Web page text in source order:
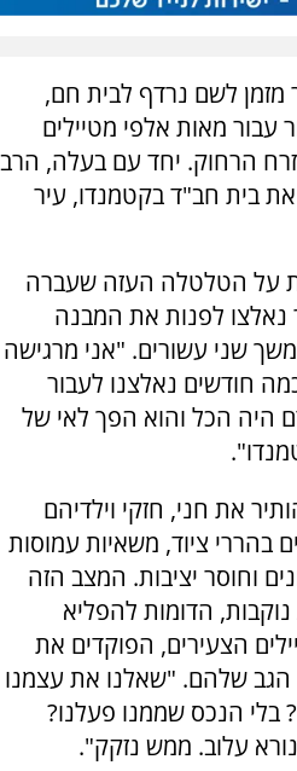
לשם נרדף לבית חם,
עבור מאות אלפי מטיילים
הרחוק. יחד עם בעלה, הרב
בית חב"ד בקטמנדו, עיר
היא מספרת על הטלטלה העזה שעברה
לפנות את המבנה
שני עשורים. "אני מרגישה
חודשים נאלצנו לעבור
היה הכל והוא הפך לאי של
את חני, חזקי וילדיהם
בהררי ציוד, משאיות עמוסות
וחוסר יציבות. המצב הזה
הדומות להפליא
הצעירים, הפוקדים את
הגב שלהם. "שאלנו את עצמנו
בלי הנכס שממנו פעלנו?
עלוב. ממש נזקק".